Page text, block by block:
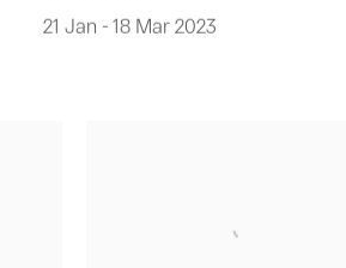
21 Jan - 18 Mar 2023